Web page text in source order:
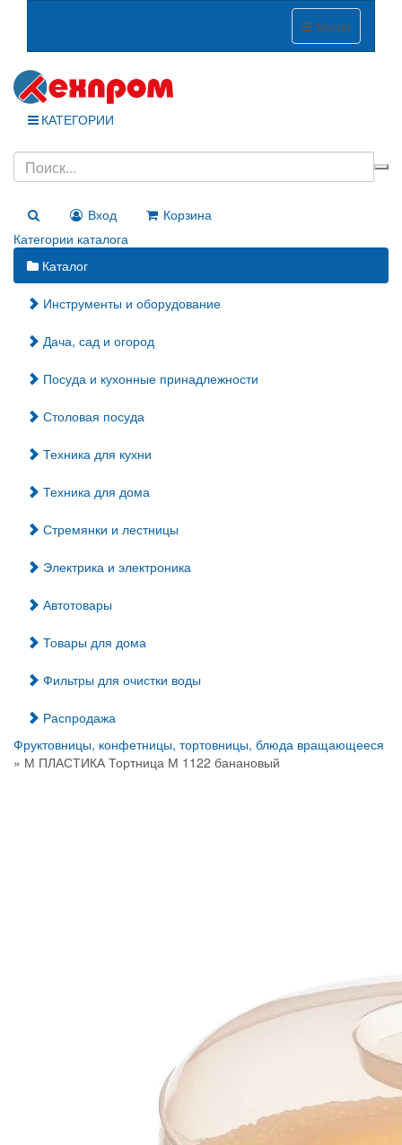
Меню
КАТЕГОРИИ
Вход
Корзина
Категории каталога
Каталог
Инструменты и оборудование
Дача, сад и огород
Посуда и кухонные принадлежности
Столовая посуда
Техника для кухни
Техника для дома
Стремянки и лестницы
Электрика и электроника
Автотовары
Товары для дома
Фильтры для очистки воды
Распродажа
Фруктовницы, конфетницы, тортовницы, блюда вращающееся
» М ПЛАСТИКА Тортница М 1122 банановый